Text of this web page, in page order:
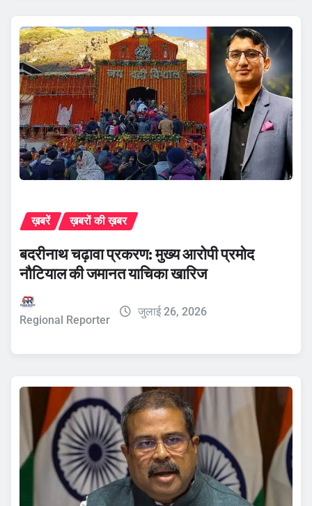
ख़बरें ख़बरों की ख़बर
बदरीनाथ चढ़ावा प्रकरण: मुख्य आरोपी प्रमोद
नौटियाल की जमानत याचिका खारिज
Regional Reporter
जुलाई 26, 2026